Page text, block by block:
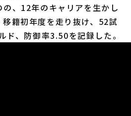
、12年のキャリアを生かし
籍初年度を走り抜け、52試
ド、防御率3.50を記録した。